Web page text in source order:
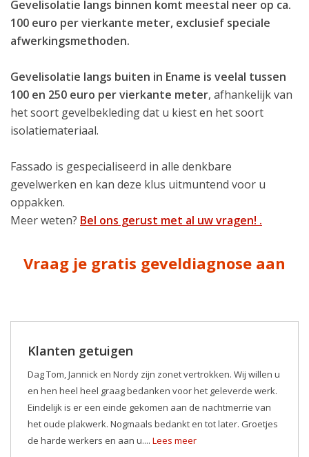
Gevelisolatie langs binnen komt meestal neer op ca.
100 euro per vierkante meter, exclusief speciale
afwerkingsmethoden.
Gevelisolatie langs buiten in Ename is veelal tussen
100 en 250 euro per vierkante meter, afhankelijk van
het soort gevelbekleding dat u kiest en het soort
isolatiemateriaal.
Fassado is gespecialiseerd in alle denkbare
gevelwerken en kan deze klus uitmuntend voor u
oppakken.
Meer weten? Bel ons gerust met al uw vragen! .
Vraag je gratis geveldiagnose aan
Klanten getuigen
Dag Tom, Jannick en Nordy zijn zonet vertrokken. Wij willen u
en hen heel heel graag bedanken voor het geleverde werk.
Eindelijk is er een einde gekomen aan de nachtmerrie van
het oude plakwerk. Nogmaals bedankt en tot later. Groetjes
de harde werkers en aan u.... Lees meer